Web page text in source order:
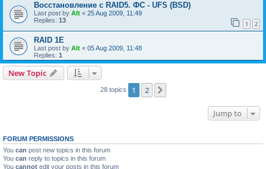
Восстановление с RAID5. ФС - UFS (BSD)
Last post by Alt « 25 Aug 2009, 11:49
Replies: 13 1 2
RAID 1E
Last post by Alt « 05 Aug 2009, 11:48
Replies: 1
New Topic
28 topics 1 2
Jump to
FORUM PERMISSIONS
You can post new topics in this forum
You can reply to topics in this forum
You cannot edit your posts in this forum